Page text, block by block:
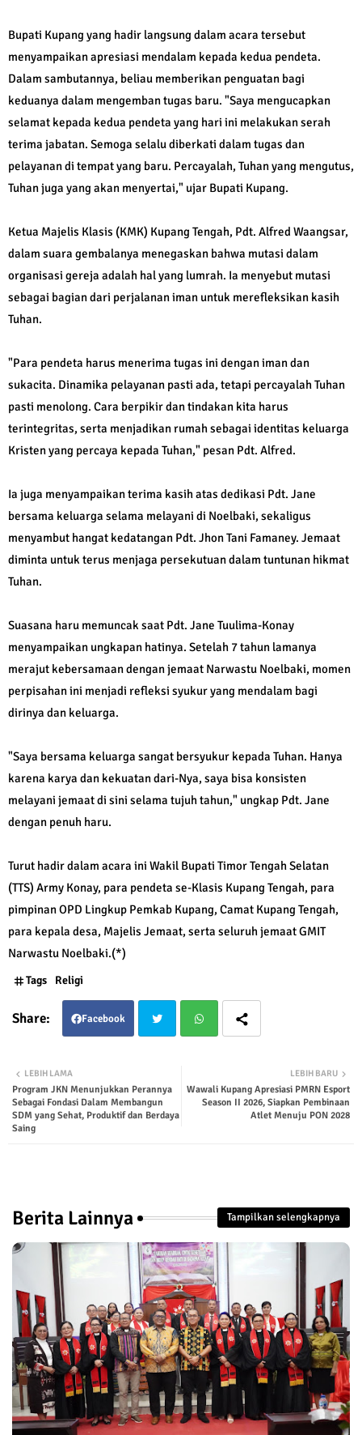
Bupati Kupang yang hadir langsung dalam acara tersebut
menyampaikan apresiasi mendalam kepada kedua pendeta.
Dalam sambutannya, beliau memberikan penguatan bagi
keduanya dalam mengemban tugas baru. "Saya mengucapkan
selamat kepada kedua pendeta yang hari ini melakukan serah
terima jabatan. Semoga selalu diberkati dalam tugas dan
pelayanan di tempat yang baru. Percayalah, Tuhan yang mengutus,
Tuhan juga yang akan menyertai," ujar Bupati Kupang.
Ketua Majelis Klasis (KMK) Kupang Tengah, Pdt. Alfred Waangsar,
dalam suara gembalanya menegaskan bahwa mutasi dalam
organisasi gereja adalah hal yang lumrah. Ia menyebut mutasi
sebagai bagian dari perjalanan iman untuk merefleksikan kasih
Tuhan.
"Para pendeta harus menerima tugas ini dengan iman dan
sukacita. Dinamika pelayanan pasti ada, tetapi percayalah Tuhan
pasti menolong. Cara berpikir dan tindakan kita harus
terintegritas, serta menjadikan rumah sebagai identitas keluarga
Kristen yang percaya kepada Tuhan," pesan Pdt. Alfred.
Ia juga menyampaikan terima kasih atas dedikasi Pdt. Jane
bersama keluarga selama melayani di Noelbaki, sekaligus
menyambut hangat kedatangan Pdt. Jhon Tani Famaney. Jemaat
diminta untuk terus menjaga persekutuan dalam tuntunan hikmat
Tuhan.
Suasana haru memuncak saat Pdt. Jane Tuulima-Konay
menyampaikan ungkapan hatinya. Setelah 7 tahun lamanya
merajut kebersamaan dengan jemaat Narwastu Noelbaki, momen
perpisahan ini menjadi refleksi syukur yang mendalam bagi
dirinya dan keluarga.
"Saya bersama keluarga sangat bersyukur kepada Tuhan. Hanya
karena karya dan kekuatan dari-Nya, saya bisa konsisten
melayani jemaat di sini selama tujuh tahun," ungkap Pdt. Jane
dengan penuh haru.
Turut hadir dalam acara ini Wakil Bupati Timor Tengah Selatan
(TTS) Army Konay, para pendeta se-Klasis Kupang Tengah, para
pimpinan OPD Lingkup Pemkab Kupang, Camat Kupang Tengah,
para kepala desa, Majelis Jemaat, serta seluruh jemaat GMIT
Narwastu Noelbaki.(*)
Tags Religi
Facebook
ter tsap
LEBIH BARU
Wawali Kupang Apresiasi PMRN Esport
Season II 2026, Siapkan Pembinaan
Atlet Menuju PON 2028
LEBIH LAMA
Program JKN Menunjukkan Perannya
Sebagai Fondasi Dalam Membangun
SDM yang Sehat, Produktif dan Berdaya
Saing
Berita Lainnya Tampilkan selengkapnya